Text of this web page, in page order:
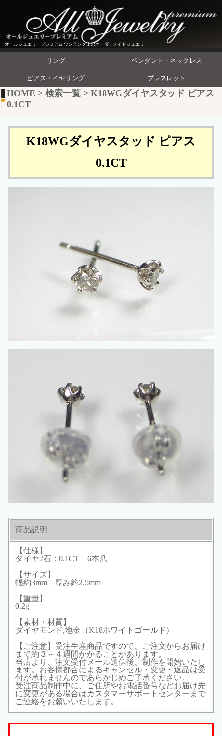
オールジュエリープレミアム ワンランク上のオーダーメイドジュエリー
リング ペンダント・ネックレス
ピアス・イヤリング ブレスレット
HOME > 検索一覧 > K18WGダイヤスタッド ピアス
0.1CT
K18WGダイヤスタッド ピアス
0.1CT
商品説明
【仕様】
ダイヤ2石：0.1CT 6本爪
【サイズ】
幅約3mm 厚み約2.5mm
【重量】
0.2g
【素材・材質】
ダイヤモンド,地金（K18ホワイトゴールド）
【ご注意】受注生産商品ですので、ご注文からお届け
まで約３～４週間かかることがあります。
当店より、注文受付メール送信後、制作を開始いたし
ます。お客様都合によるキャンセル・変更・返品は受
付が承れませんのであらかじめご了承ください。
受注商品制作中に、ご住所やお電話番号などお届け先
に変更がある場合はカスタマーサポートセンターまで
ご連絡をお願いいたします。